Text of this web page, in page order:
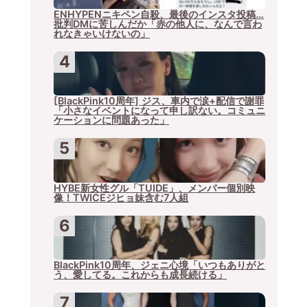
ENHYPENニキペン自殺、最後のインスタ投稿…
批判DMに苦しんだか「赤の他人に、なんで言わ
れなきゃいけないの」
[BlackPink10周年] ジス、車内で涙+配信で謝罪
「小さなイベントになって申し訳ない。コミュニ
ケーションに問題あった」
HYBE新女性グル「TUIDE」、メンバー個別映
像！TWICEジヒョ妹含む7人組
BlackPink10周年、ジェニ心境「いつもありがと
う、愛してる。これからも成長続ける」